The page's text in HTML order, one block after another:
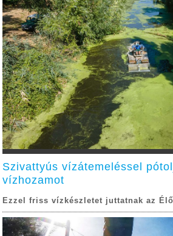
Szivattyús vízátemeléssel
vízhozamot
Ezzel friss vízkészletet juttatnak az